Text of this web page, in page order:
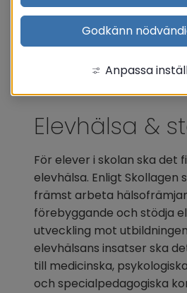
Elevhälsa &
För elever i skolan ska det
elevhälsa. Enligt Skollagen
främst arbeta
förebyggande och stödja
utveckling mot
elevhälsans insatser ska
till medicinska,
och specialpedagogiska
Godkänn
Anpassa